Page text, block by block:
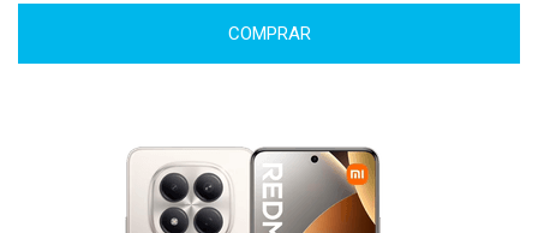
COMPRAR